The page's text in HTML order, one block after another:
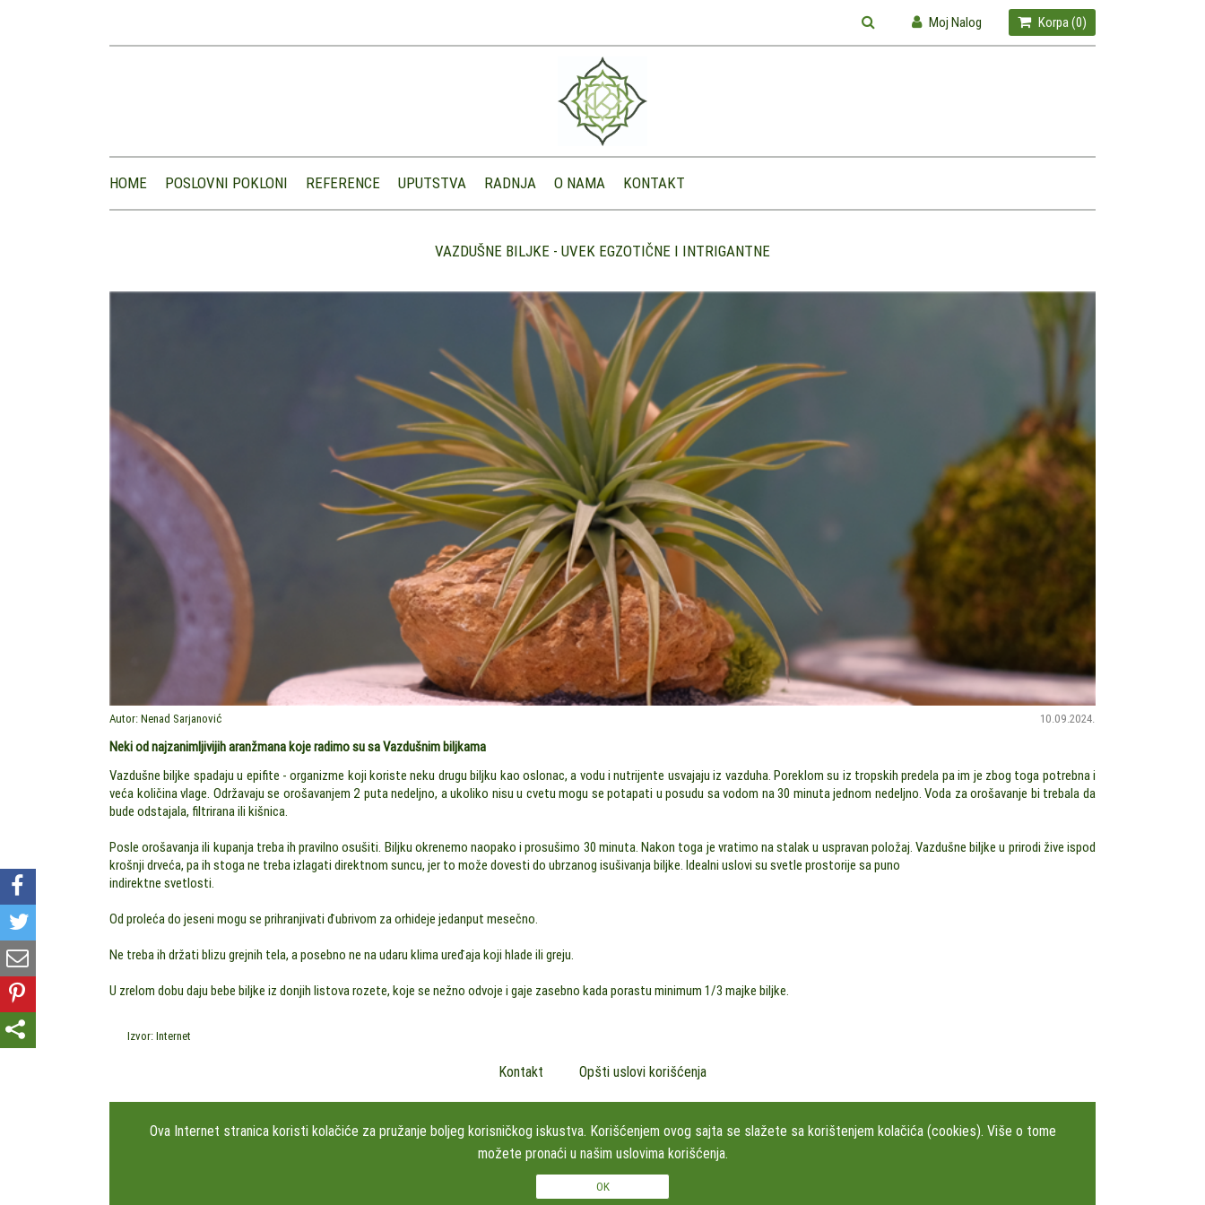
Ova Internet stranica koristi kolačiće za pružanje boljeg korisničkog iskustva. Korišćenjem ovog sajta se slažete sa korištenjem kolačića (cookies). Više o tome
možete pronaći u našim uslovima korišćenja.
Moj Nalog Korpa (0)
HOME POSLOVNI POKLONI REFERENCE UPUTSTVA RADNJA O NAMA KONTAKT
VAZDUŠNE BILJKE - UVEK EGZOTIČNE I INTRIGANTNE
Autor: Nenad Sarjanović 10.09.2024.
Neki od najzanimljivijih aranžmana koje radimo su sa Vazdušnim biljkama
Vazdušne biljke spadaju u epifite - organizme koji koriste neku drugu biljku kao oslonac, a vodu i nutrijente usvajaju iz vazduha. Poreklom su iz tropskih predela pa im je zbog toga potrebna i
veća količina vlage. Održavaju se orošavanjem 2 puta nedeljno, a ukoliko nisu u cvetu mogu se potapati u posudu sa vodom na 30 minuta jednom nedeljno. Voda za orošavanje bi trebala da
bude odstajala, filtrirana ili kišnica.
Posle orošavanja ili kupanja treba ih pravilno osušiti. Biljku okrenemo naopako i prosušimo 30 minuta. Nakon toga je vratimo na stalak u uspravan položaj. Vazdušne biljke u prirodi žive ispod
krošnji drveća, pa ih stoga ne treba izlagati direktnom suncu, jer to može dovesti do ubrzanog isušivanja biljke. Idealni uslovi su svetle prostorije sa puno
indirektne svetlosti.
Od proleća do jeseni mogu se prihranjivati đubrivom za orhideje jedanput mesečno.
Ne treba ih držati blizu grejnih tela, a posebno ne na udaru klima uređaja koji hlade ili greju.
U zrelom dobu daju bebe biljke iz donjih listova rozete, koje se nežno odvoje i gaje zasebno kada porastu minimum 1/3 majke biljke.
Izvor: Internet
Kontakt Opšti uslovi korišćenja
Studio Kamen Dizajn doo Čumićeva 2, lok.43, 11000 BEOGRAD, Srbija
Copyright 2026 Studio Kamen Dizajn doo Sva prava su zadržana. Powered by